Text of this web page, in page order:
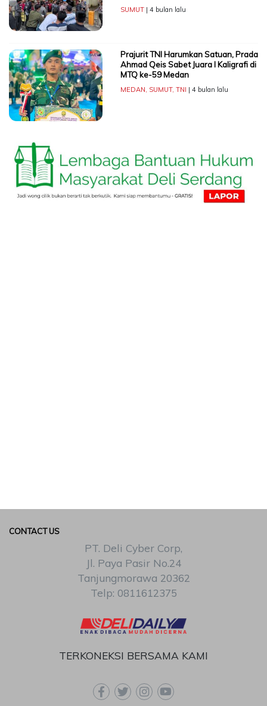
SUMUT| 4 bulan lalu
Prajurit TNI Harumkan Satuan, Prada
Ahmad Qeis Sabet Juara I Kaligrafi di
MTQ ke-59 Medan
MEDAN SUMUT, TNI | 4 bulan lalu
TERKONEKSI BERSAMA KAMI
CONTACT US
PT. Deli Cyber Corp,
Jl. Paya Pasir No.24
Tanjungmorawa 20362
Telp: 0811612375